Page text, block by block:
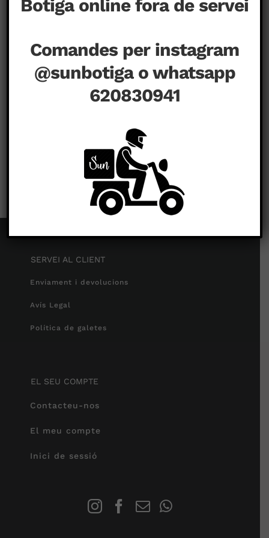
SERVEI AL CLIENT
Enviament i devolucions
Avís Legal
Política de galetes
EL SEU COMPTE
Contacteu-nos
El meu compte
Inici de sessió
Botiga online fora de servei
Comandes per instagram
@sunbotiga o whatsapp
620830941